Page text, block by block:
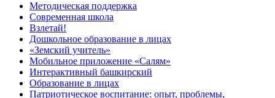
Методическая поддержка
Современная школа
Взлетай!
Дошкольное образование в лицах
«Земский учитель»
Мобильное приложение «Салям»
Интерактивный башкирский
Образование в лицах
Патриотическое воспитание: опыт, проблемы,